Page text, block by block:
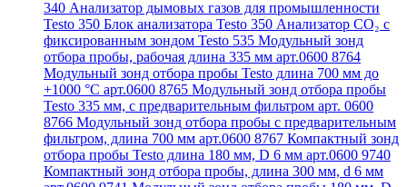
340 Анализатор дымовых газов для промышленности
Testo 350 Блок анализатора Testo 350 Анализатор СО₂ с
фиксированным зондом Testo 535 Модульный зонд
отбора пробы, рабочая длина 335 мм арт.0600 8764
Модульный зонд отбора пробы Testo длина 700 мм до
+1000 °С арт.0600 8765 Модульный зонд отбора пробы
Testo 335 мм, с предварительным фильтром арт. 0600
8766 Модульный зонд отбора пробы с предварительным
фильтром, длина 700 мм арт.0600 8767 Компактный зонд
отбора пробы Testo длина 180 мм, D 6 мм арт.0600 9740
Компактный зонд отбора пробы, длина 300 мм, d 6 мм